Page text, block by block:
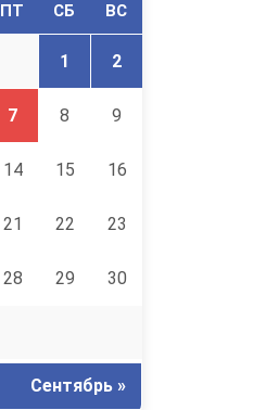
ПТ СБ ВС
1 2
7 8 9
14 15 16
21 22 23
28 29 30
Сентябрь »